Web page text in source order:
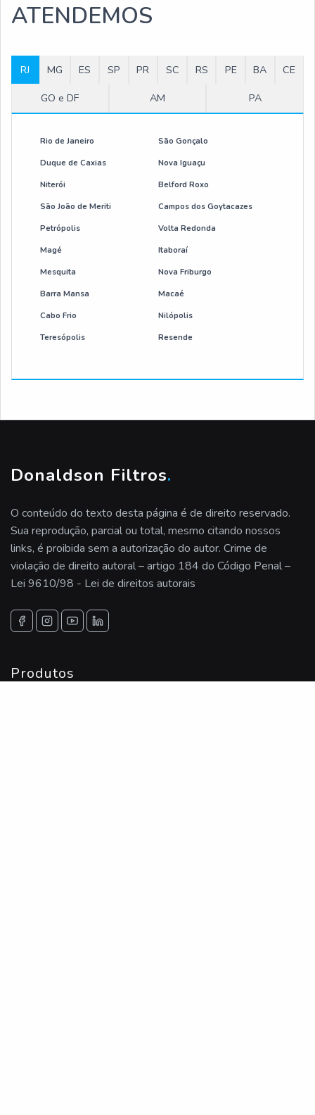
ATENDEMOS
RJ MG ES SP PR SC RS PE BA
CE
GO e DF
AM PA
Rio de Janeiro São Gonçalo
Duque de Caxias Nova Iguaçu
Niterói Belford Roxo
São João de Meriti Campos dos Goytacazes
Petrópolis Volta Redonda
Magé Itaboraí
Mesquita Nova Friburgo
Barra Mansa Macaé
Cabo Frio Nilópolis
Teresópolis Resende
Donaldson Filtros.
O conteúdo do texto desta página é de direito reservado.
Sua reprodução, parcial ou total, mesmo citando nossos
links, é proibida sem a autorização do autor. Crime de
violação de direito autoral – artigo 184 do Código Penal –
Lei 9610/98 - Lei de direitos autorais
Produtos